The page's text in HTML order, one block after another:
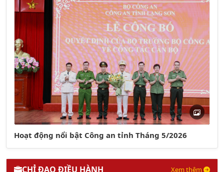
Hoạt động nổi bật Công an tỉnh Tháng 5/2026
CHỈ ĐẠO ĐIỀU HÀNH Xem thêm